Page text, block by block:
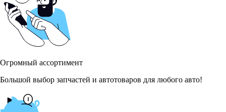
Огромный ассортимент
Большой выбор запчастей и автотоваров для любого авто!